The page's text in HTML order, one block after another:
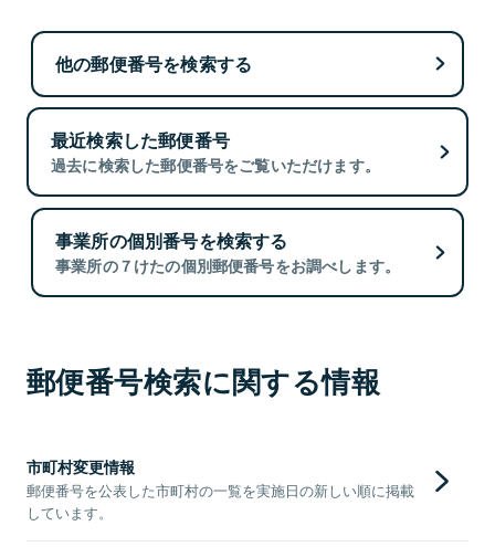
他の郵便番号を検索する
最近検索した郵便番号
過去に検索した郵便番号をご覧いただけます。
事業所の個別番号を検索する
事業所の７けたの個別郵便番号をお調べします。
郵便番号検索に関する情報
市町村変更情報
郵便番号を公表した市町村の一覧を実施日の新しい順に掲載
しています。